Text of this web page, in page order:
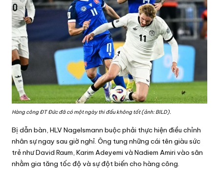
Hàng công ĐT Đức đã có một ngày thi đấu không tốt (ảnh: BILD).
Bị dẫn bàn, HLV Nagelsmann buộc phải thực hiện điều chỉnh
nhân sự ngay sau giờ nghỉ. Ông tung những cái tên giàu sức
trẻ như David Raum, Karim Adeyemi và Nadiem Amiri vào sân
nhằm gia tăng tốc độ và sự đột biến cho hàng công.